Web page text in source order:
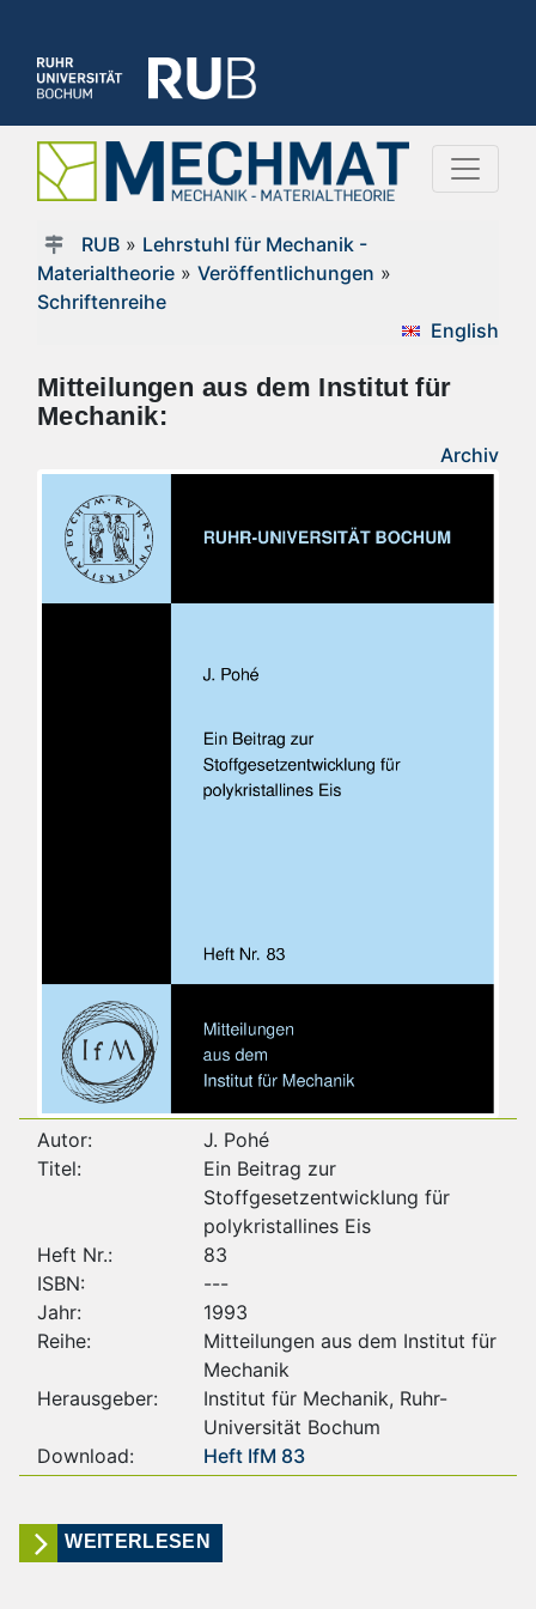
RUB» Lehrstuhl für Mechanik -
Materialtheorie » Veröffentlichungen »
Schriftenreihe
English
Mitteilungen aus dem Institut für
Mechanik:
Archiv
Autor:
J. Pohé
Titel:
Ein Beitrag zur
Stoffgesetzentwicklung für
polykristallines Eis
Heft Nr.:
83
ISBN:
---
Jahr:
1993
Reihe:
Mitteilungen aus dem Institut für
Mechanik
Herausgeber:
Institut für Mechanik, Ruhr-
Universität Bochum
Download:
Heft IfM 83
WEITERLESEN